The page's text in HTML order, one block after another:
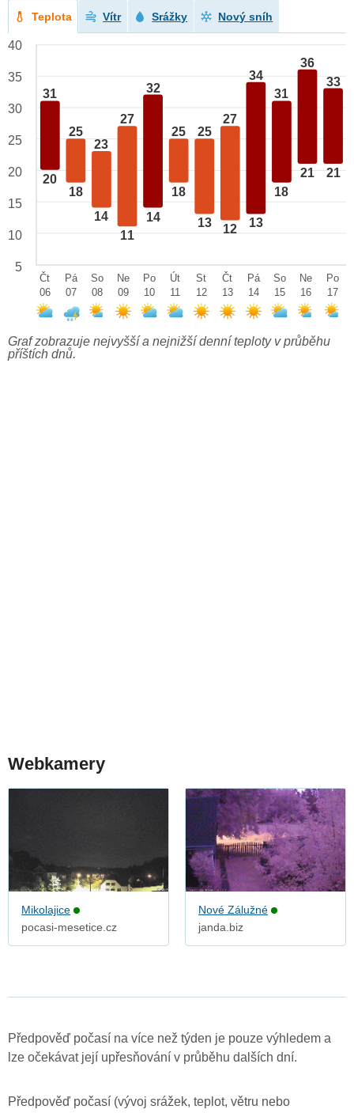
Teplota Vítr Srážky Nový sníh
31
20
25
18
23
14
27
11
32
14
25
18
25
13
27
12
34
13
31
18
36
21
33
21
40
35
30
25
20
15
10
5
Čt
06
Pá
07
So
08
Ne
09
Po
10
Út
11
St
12
Čt
13
Pá
14
So
15
Ne
16
Po
17
Graf zobrazuje nejvyšší a nejnižší denní teploty v průběhu
příštích dnů.
Webkamery
Mikolajice
pocasi-mesetice.cz
Nové Zálužné
janda.biz
Předpověď počasí na více než týden je pouze výhledem a
lze očekávat její upřesňování v průběhu dalších dní.
Předpověď počasí (vývoj srážek, teplot, větru nebo